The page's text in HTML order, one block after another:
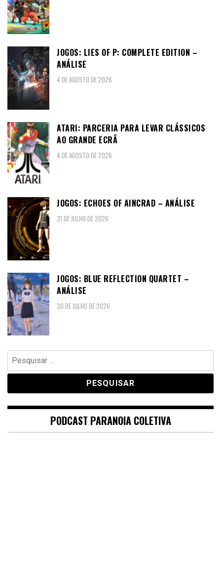
JOGOS: LIES OF P: COMPLETE EDITION –
ANÁLISE
4 DE AGOSTO DE 2026
ATARI: PARCERIA PARA LEVAR CLÁSSICOS
AO GRANDE ECRÃ
4 DE AGOSTO DE 2026
JOGOS: ECHOES OF AINCRAD – ANÁLISE
31 DE JULHO DE 2026
JOGOS: BLUE REFLECTION QUARTET –
ANÁLISE
30 DE JULHO DE 2026
Pesquisar
por:
PODCAST PARANOIA COLETIVA